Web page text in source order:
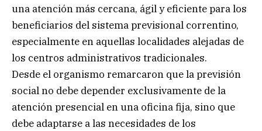
una atención más cercana, ágil y eficiente para los
beneficiarios del sistema previsional correntino,
especialmente en aquellas localidades alejadas de
los centros administrativos tradicionales.
Desde el organismo remarcaron que la previsión
social no debe depender exclusivamente de la
atención presencial en una oficina fija, sino que
debe adaptarse a las necesidades de los